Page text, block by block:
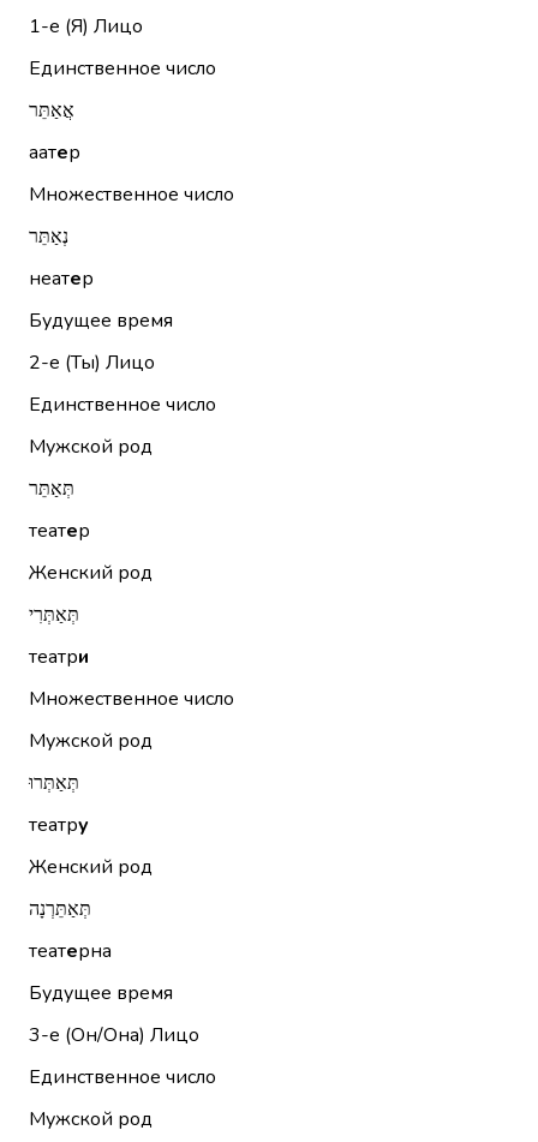
1-е (Я) Лицо
Единственное число
אֲאַתֵּר
аатер
Множественное число
נְאַתֵּר
неатер
Будущее время
2-е (Ты) Лицо
Единственное число
Мужской род
תְּאַתֵּר
театер
Женский род
תְּאַתְּרִי
театри
Множественное число
Мужской род
תְּאַתְּרוּ
театру
Женский род
תְּאַתֵּרְנָה
театерна
Будущее время
3-е (Он/Она) Лицо
Единственное число
Мужской род